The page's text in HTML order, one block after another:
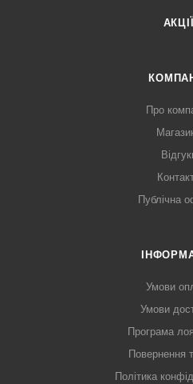
АКЦІЇ
Про
Публічна
Умови
Умови
Програма
Повернення
Політика